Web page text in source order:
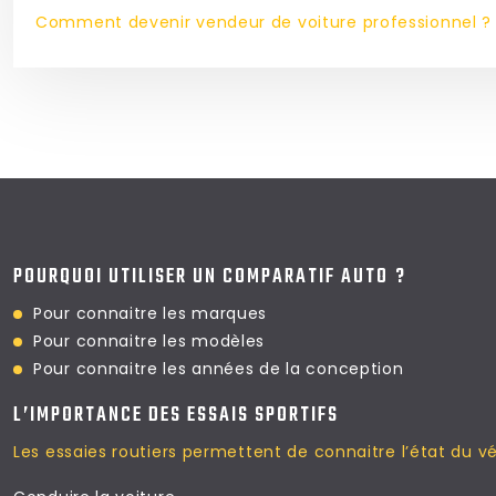
Comment devenir vendeur de voiture professionnel ?
POURQUOI UTILISER UN COMPARATIF AUTO ?
Pour connaitre les marques
Pour connaitre les modèles
Pour connaitre lesannées de la conception
L’IMPORTANCE DES ESSAIS SPORTIFS
Les essaies routiers permettent de connaitre l’état du